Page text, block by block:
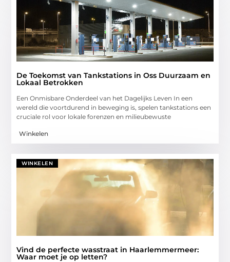
De Toekomst van Tankstations in Oss Duurzaam en
Lokaal Betrokken
Een Onmisbare Onderdeel van het Dagelijks Leven In een
wereld die voortdurend in beweging is, spelen tankstations een
cruciale rol voor lokale forenzen en milieubewuste
Winkelen
WINKELEN
Vind de perfecte wasstraat in Haarlemmermeer:
Waar moet je op letten?